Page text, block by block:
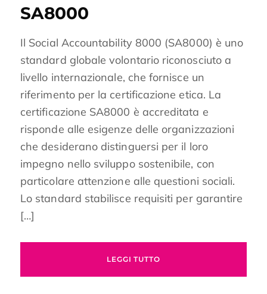
SA8000
Il Social Accountability 8000 (SA8000) è uno
standard globale volontario riconosciuto a
livello internazionale, che fornisce un
riferimento per la certificazione etica. La
certificazione SA8000 è accreditata e
risponde alle esigenze delle organizzazioni
che desiderano distinguersi per il loro
impegno nello sviluppo sostenibile, con
particolare attenzione alle questioni sociali.
Lo standard stabilisce requisiti per garantire
[…]
LEGGI TUTTO